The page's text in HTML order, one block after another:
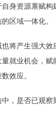
身资源禀赋构
区域一体化。
将产生强大效
就业机会，
效应。
是否已观察